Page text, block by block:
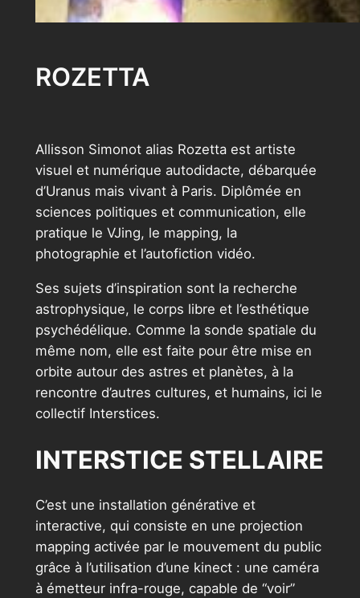
ROZETTA
Allisson Simonot alias Rozetta est artiste
visuel et numérique autodidacte, débarquée
d’Uranus mais vivant à Paris. Diplômée en
sciences politiques et communication, elle
pratique le VJing, le mapping, la
photographie et l’autofiction vidéo.
Ses sujets d’inspiration sont la recherche
astrophysique, le corps libre et l’esthétique
psychédélique. Comme la sonde spatiale du
même nom, elle est faite pour être mise en
orbite autour des astres et planètes, à la
rencontre d’autres cultures, et humains, ici le
collectif Interstices.
INTERSTICE STELLAIRE
C’est une installation générative et
interactive, qui consiste en une projection
mapping activée par le mouvement du public
grâce à l’utilisation d’une kinect : une caméra
à émetteur infra-rouge, capable de “voir”